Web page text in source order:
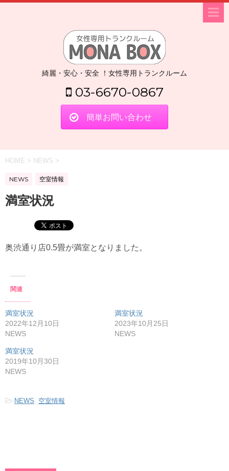
綺麗・安心・安全 ！女性専用トランクルーム
03-6670-0867
簡単お問い合わせ
HOME > NEWS >
NEWS 空室情報
満室状況
奥渋通り店0.5畳が満室となりました。
関連
満室状況
2022年12月10日
NEWS
満室状況
2023年10月25日
NEWS
満室状況
2019年10月30日
NEWS
-NEWS, 空室情報